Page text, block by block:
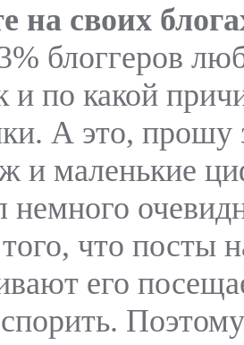
на своих
блоггеров
и по какой
А это, прошу
и маленькие
немного
что посты
его